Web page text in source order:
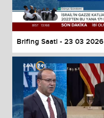
Brifing Saati - 23 03 2026